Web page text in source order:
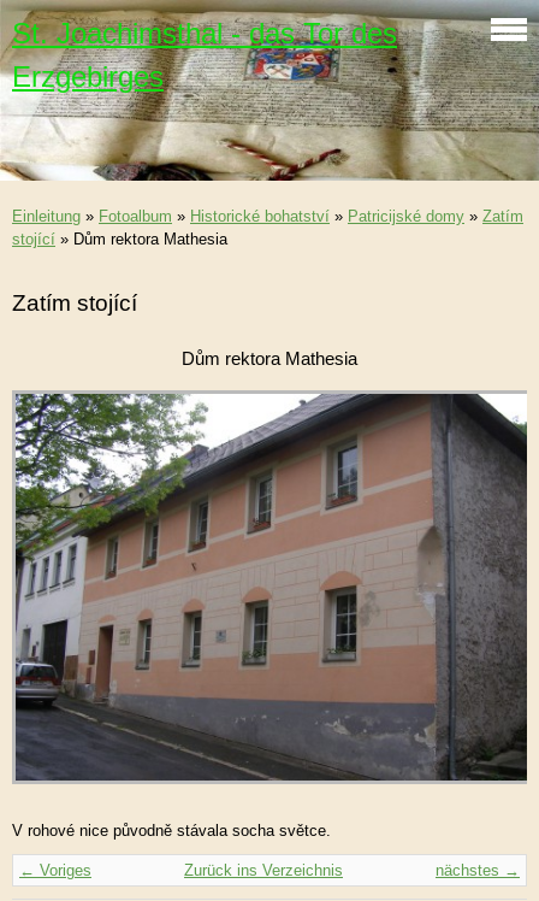
St. Joachimsthal - das Tor des
Erzgebirges
Einleitung » Fotoalbum » Historické bohatství » Patricijské domy » Zatím
stojící » Dům rektora Mathesia
Zatím stojící
Dům rektora Mathesia
V rohové nice původně stávala socha světce.
← Voriges nächstes →
Zurück ins Verzeichnis